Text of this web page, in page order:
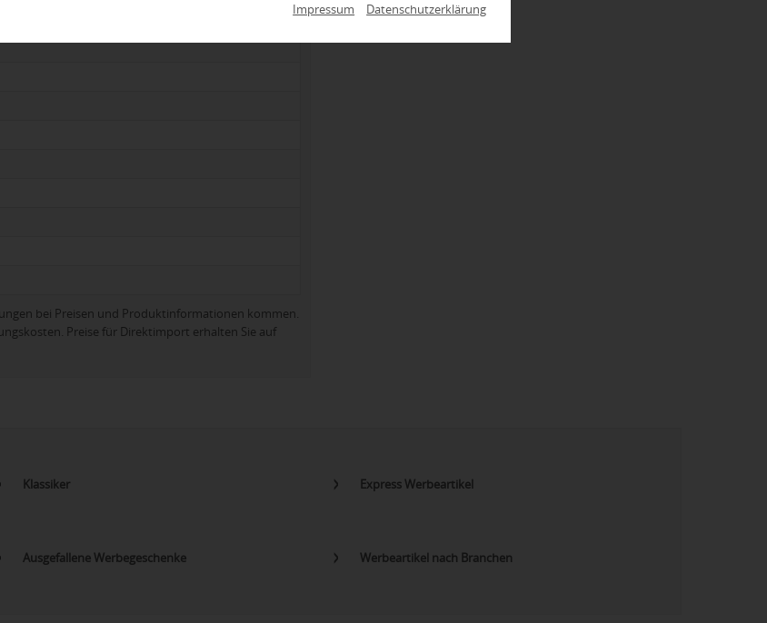
Impressum Datenschutzerklärung
bei Preisen und Produktinformationen kommen.
Preise für Direktimport erhalten Sie auf
Klassiker Express Werbeartikel
Ausgefallene Werbegeschenke
Werbeartikel nach Branchen